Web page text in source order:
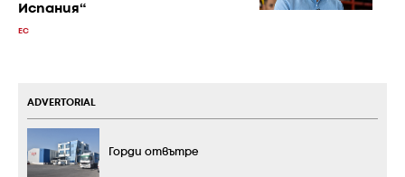
Испания“
ЕС
ADVERTORIAL
Горди отвътре